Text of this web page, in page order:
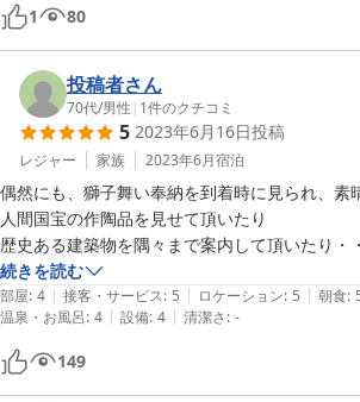
というお部屋を使わせていただくことができと
日の朝食は明治天皇陛下がお食事されたという
ことができ非常に恐縮する思いでしたが、光栄
す。
また文化財級の犬養毅（犬養木堂）先生の書の
れていたりします。びっくりするほどの著名な
なった非常に由緒ある旅館であることをひしひ
もっともっと有名であってもおかしくないです
1 80
投稿者さん
70代/男性 | 1件のクチコミ
5 2023年6月16日投稿
レジャー 家族 2023年6月宿泊
偶然にも、獅子舞い奉納を到着時に見られ、素
人間国宝の作陶品を見せて頂いたり
歴史ある建築物を隅々まで案内して頂いたり・
紹介して頂いたり
只、 ただ感謝の宿でした。
続きを読む
部屋: 4 | 接客・サービス: 5 | ロケーション: 5 | 朝食:
温泉・お風呂: 4 | 設備: 4 | 清潔さ: -
149